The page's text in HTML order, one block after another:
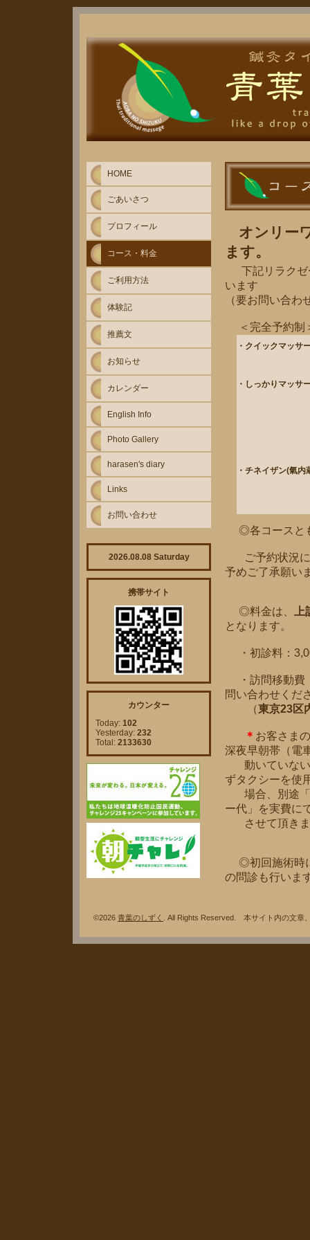
オンリー
ます。
下記リラク
います
（要お問い合わ
＜完全予約制
・クイックマッサ
・しっかりマッサ
・チネイザン(氣内
◎各コースと
ご予約状況に
予めご了承願い
◎料金は、
となります。
・初診料：
・訪問移動費
問い合わせくだ
（東京23区
＊ お客さま
深夜早朝帯（電
動いていない
ずタクシーを使
場合、別途「
ー代」を実費に
させて頂きま
◎初回施術時に
の問診も行いま
HOME
ごあいさつ
プロフィール
コース・料金
ご利用方法
体験記
推薦文
お知らせ
カレンダー
English Info
Photo Gallery
harasen's diary
Links
お問い合わせ
2026.08.08 Saturday
携帯サイト
カウンター
Today: 102
Yesterday: 232
Total: 2133630
©2026 青葉のしずく . All Rights Reserved. 本サイト内の文章